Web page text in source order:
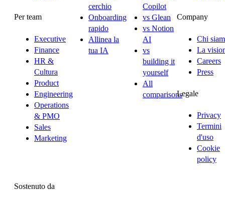
Per team
Executive
Finance
HR &
Cultura
Product
Engineering
Operations
& PMO
Sales
Marketing
cerchio
Onboarding
rapido
Allinea la
tua IA
Copilot
vs Glean
vs Notion
AI
vs
building it
yourself
All
comparisons
Company
Chi
La
Careers
Press
Legale
Privacy
Termini
d'uso
Cookie
policy
Sostenuto da